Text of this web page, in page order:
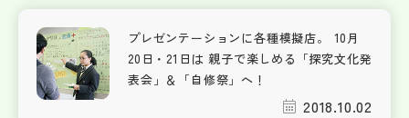
プレゼンテーションに各種模擬店。 10月
20日・21日は 親子で楽しめる「探究文化発
表会」＆「自修祭」へ！
2018.10.02